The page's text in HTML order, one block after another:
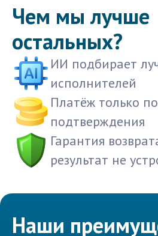
Чем мы лучше
остальных?
ИИ подбирает
исполнителей
Платёж только
подтверждения
Гарантия
результат не
Наши